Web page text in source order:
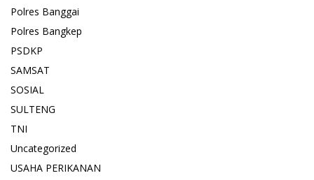
Polres Banggai
Polres Bangkep
PSDKP
SAMSAT
SOSIAL
SULTENG
TNI
Uncategorized
USAHA PERIKANAN